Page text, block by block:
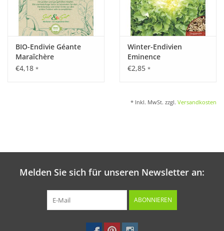
BIO-Endivie Géante
Maraîchère
€4,18 *
Winter-Endivien
Eminence
€2,85 *
* Inkl. MwSt. zzgl. Versandkosten
Melden Sie sich für unseren Newsletter an:
ABONNIEREN